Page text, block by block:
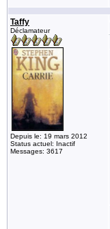
Taffy
Déclamateur
Depuis le: 19 mars 2012
Status actuel: Inactif
Messages: 3617